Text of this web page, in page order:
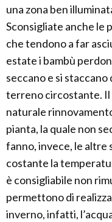
una zona ben
Sconsigliate anche le
che tendono a far
estate i bambù
seccano e si
terreno circostante. Il
naturale
pianta, la quale non
fanno, invece, le altre
costante la
è consigliabile non
permettono di
inverno, infatti,